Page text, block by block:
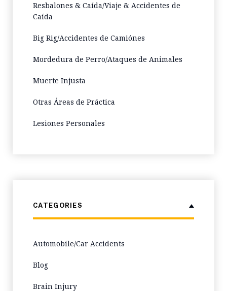
Resbalones & Caída/Viaje & Accidentes de
Caída
Big Rig/Accidentes de Camiónes
Mordedura de Perro/Ataques de Animales
Muerte Injusta
Otras Áreas de Práctica
Lesiones Personales
CATEGORIES
Automobile/Car Accidents
Blog
Brain Injury